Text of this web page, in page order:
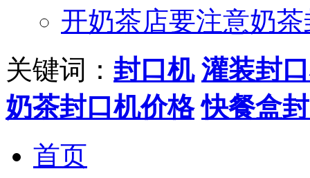
开奶茶店要注意奶
关键词： 封口机 灌装封
奶茶封口机价格 快餐盒
首页